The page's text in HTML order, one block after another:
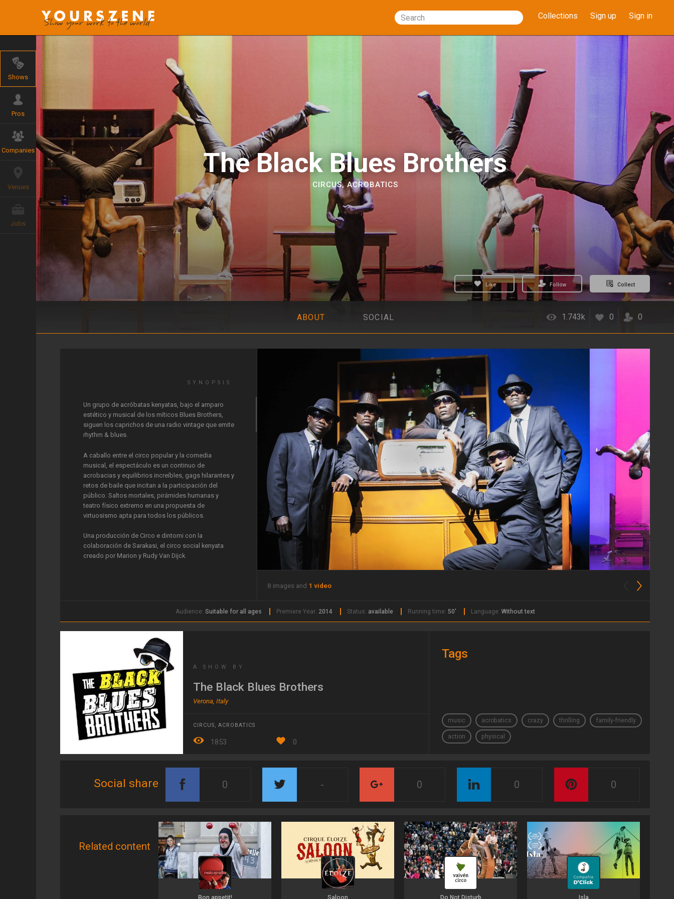
Search Collections Sign up Sign in
Shows
Pros
Companies
Venues
Jobs
The Black Blues Brothers
CIRCUS,ACROBATICS
Like Follow Collect
ABOUT SOCIAL 1.743k 0 0
SYNOPSIS
Un grupo de acróbatas kenyatas, bajo el amparo
estético y musical de los míticos Blues Brothers,
siguen los caprichos de una radio vintage que emite
rhythm & blues.
A caballo entre el circo popular y la comedia
musical, el espectáculo es un continuo de
acrobacias y equilibrios increíbles, gags hilarantes y
retos de baile que incitan a la participación del
público. Saltos mortales, pirámides humanas y
teatro físico extremo en una propuesta de
virtuosismo apta para todos los públicos.
Una producción de Circo e dintorni con la
colaboración de Sarakasi, el circo social kenyata
creado por Marion y Rudy Van Dijck.
8 images and 1 video
Audience: Suitable for all ages Premiere Year: 2014 Status: available Running time: 50' Language: Without text
A SHOW BY
The Black Blues Brothers
Verona, Italy
CIRCUS ACROBATICS
1853 0
Tags
music acrobatics crazy thrilling family-friendly
action physical
Social share 0 - 0 0 0
Related content
Bon appetit! Saloon Do Not Disturb Isla